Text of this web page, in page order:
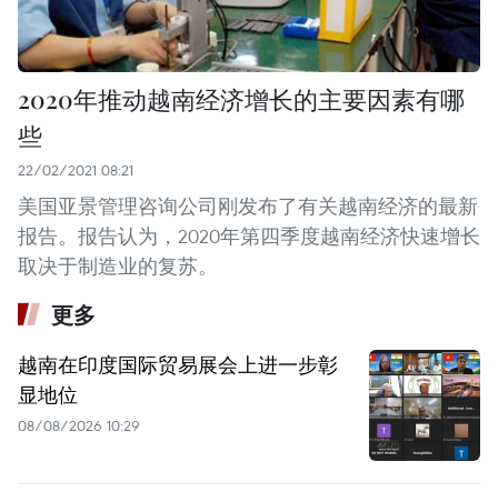
2020年推动越南经济增长的主要因素有哪
些
22/02/2021 08:21
美国亚景管理咨询公司刚发布了有关越南经济的最新
报告。报告认为，2020年第四季度越南经济快速增长
取决于制造业的复苏。
更多
越南在印度国际贸易展会上进一步彰
显地位
08/08/2026 10:29